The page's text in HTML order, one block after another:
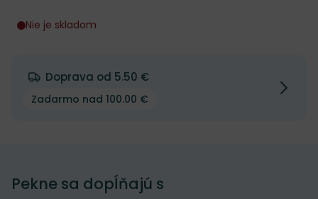
Nie je skladom
Doprava od 5.50 €
Zadarmo nad 100.00 €
Pekne sa dopĺňajú s